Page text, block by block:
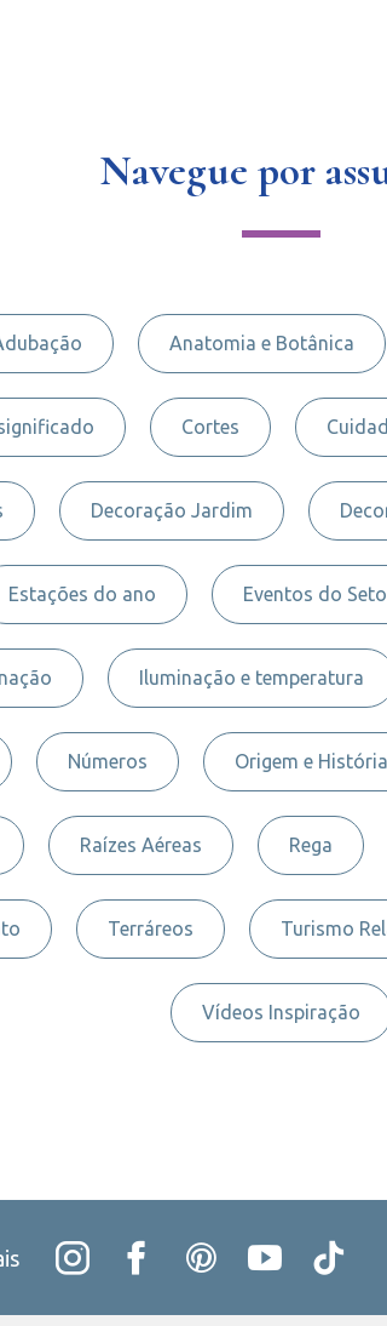
Navegue por
Anatomia e Botânica
Cortes
Decoração Jardim
Estações do ano Eventos do
Iluminação e temperatura
Números Origem e
Raízes Aéreas Rega
Terráreos Turismo
Vídeos Inspiração